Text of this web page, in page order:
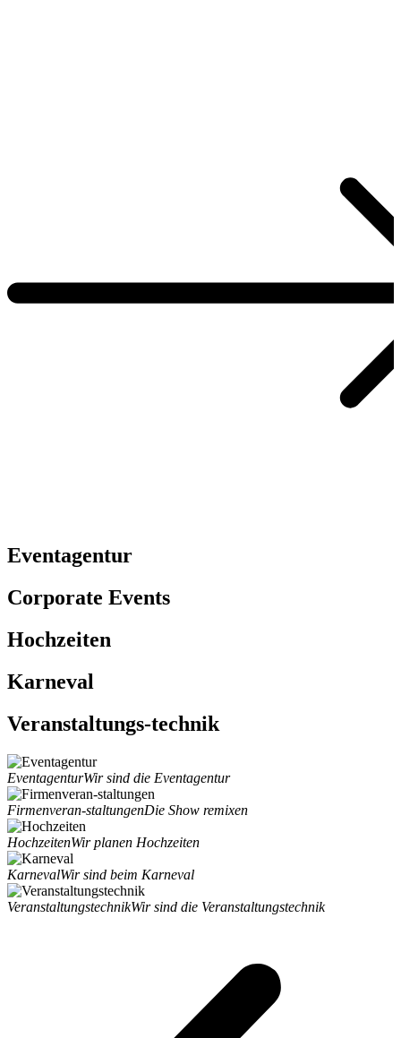
Eventagentur
Corporate Events
Hochzeiten
Karneval
Veranstaltungs-technik
EventagenturWir sind die Eventagentur
Firmenveran-staltungenDie Show remixen
HochzeitenWir planen Hochzeiten
KarnevalWir sind beim Karneval
VeranstaltungstechnikWir sind die Veranstaltungstechnik